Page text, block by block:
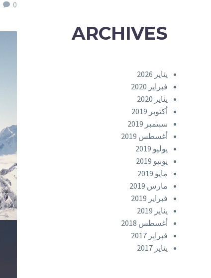
0
ARCHIVES
يناير 2026
فبراير 2020
يناير 2020
أكتوبر 2019
سبتمبر 2019
أغسطس 2019
يوليو 2019
يونيو 2019
مايو 2019
مارس 2019
فبراير 2019
يناير 2019
أغسطس 2018
فبراير 2017
يناير 2017